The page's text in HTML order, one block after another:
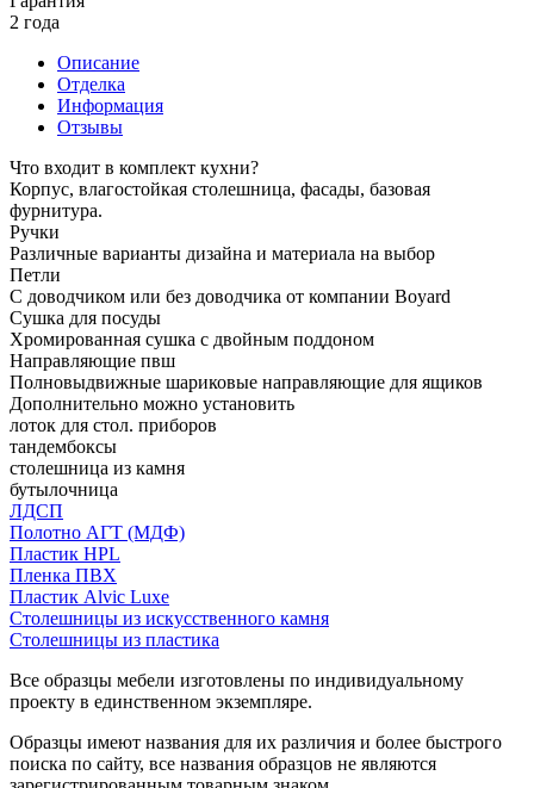
2 года
Описание
Отделка
Информация
Отзывы
Что входит в комплект кухни?
Корпус, влагостойкая столешница, фасады, базовая
фурнитура.
Ручки
Различные варианты дизайна и материала на выбор
Петли
С доводчиком или без доводчика от компании Boyard
Сушка для посуды
Хромированная сушка с двойным поддоном
Направляющие пвш
Полновыдвижные шариковые направляющие для ящиков
Дополнительно можно установить
лоток для стол. приборов
тандембоксы
столешница из камня
бутылочница
ЛДСП
Полотно АГТ (МДФ)
Пластик HPL
Пленка ПВХ
Пластик Alvic Luxe
Столешницы из искусственного камня
Столешницы из пластика
Все образцы мебели изготовлены по индивидуальному
проекту в единственном экземпляре.
Образцы имеют названия для их различия и более быстрого
поиска по сайту, все названия образцов не являются